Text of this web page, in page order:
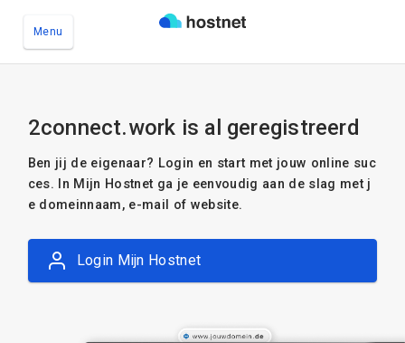
Menu
2connect.work is al geregistreerd
Ben jij de eigenaar? Login en start met jouw online suc
ces. In Mijn Hostnet ga je eenvoudig aan de slag met j
e domeinnaam, e-mail of website.
Login Mijn Hostnet